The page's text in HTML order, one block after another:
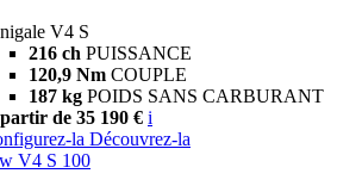
V4 S
216 ch PUISSANCE
120,9 Nm COUPLE
187 kg POIDS SANS CARBURANT
de 35 190 € i
la Découvrez-la
V4 S 100